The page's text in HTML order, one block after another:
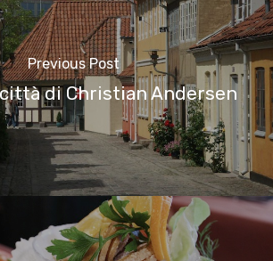
Previous Post
di Christian Andersen